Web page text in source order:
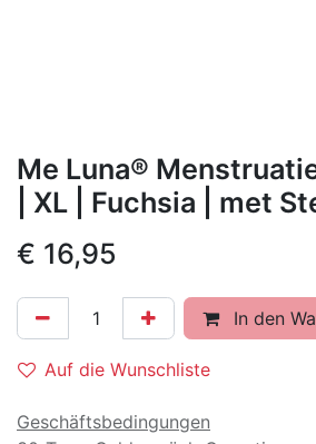
Me Luna®
| XL | Fuchsia | met
€ 16,95
In den
Auf die Wunschliste
Geschäftsbedingungen